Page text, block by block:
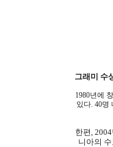
그래미 수
1980년에
있다. 40명
한편 , 2004
니아의